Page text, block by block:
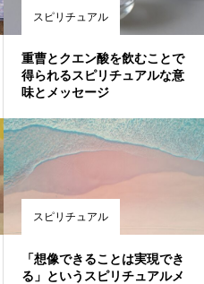
スピリチュアル
重曹とクエン酸を飲むことで
得られるスピリチュアルな意
味とメッセージ
スピリチュアル
「想像できることは実現でき
る」というスピリチュアルメ